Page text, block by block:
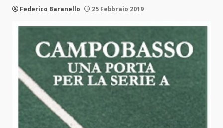
Federico Baranello 25 Febbraio 2019